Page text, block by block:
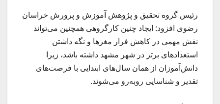
رئیس گروه تحقیق و پژوهش آموزش و پرورش خراسان
رضوی افزود: ایجاد چنین کارگروهی همچنین می‌تواند
نقش مهمی در کاهش فرار مغزها و نگه داشتن
استعدادهای برتر در شهر مشهد داشته باشد، زیرا
دانش‌آموزان از همان سال‌های ابتدایی با فرصت‌های
تقدیر و شناسایی روبه‌رو می‌شوند.